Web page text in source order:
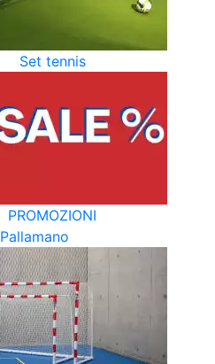
Set tennis
PROMOZIONI
Pallamano